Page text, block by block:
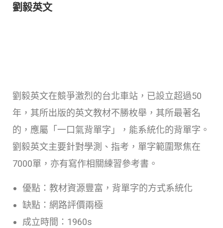
劉毅英文
劉毅英文在競爭激烈的台北車站，已設立超過50
年，其所出版的英文教材不勝枚舉，其所最著名
的，應屬「一口氣背單字」，能系統化的背單字。
劉毅英文主要針對學測、指考，單字範圍聚焦在
7000單，亦有寫作相關練習參考書。
優點：教材資源豐富，背單字的方式系統化
缺點：網路評價兩極
成立時間：1960s